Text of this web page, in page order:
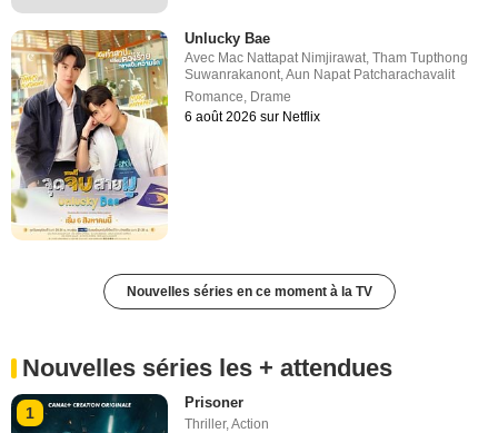
Unlucky Bae
Avec Mac Nattapat Nimjirawat,Tham Tupthong
Suwanrakanont,Aun Napat Patcharachavalit
Romance, Drame
6 août 2026 sur Netflix
Nouvelles séries en ce moment à la TV
Nouvelles séries les + attendues
1
Prisoner
Thriller,Action